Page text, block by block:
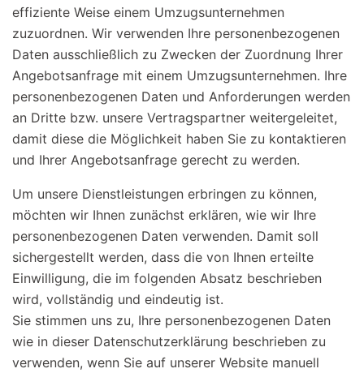
effiziente Weise einem Umzugsunternehmen
zuzuordnen. Wir verwenden Ihre personenbezogenen
Daten ausschließlich zu Zwecken der Zuordnung Ihrer
Angebotsanfrage mit einem Umzugsunternehmen. Ihre
personenbezogenen Daten und Anforderungen werden
an Dritte bzw. unsere Vertragspartner weitergeleitet,
damit diese die Möglichkeit haben Sie zu kontaktieren
und Ihrer Angebotsanfrage gerecht zu werden.
Um unsere Dienstleistungen erbringen zu können,
möchten wir Ihnen zunächst erklären, wie wir Ihre
personenbezogenen Daten verwenden. Damit soll
sichergestellt werden, dass die von Ihnen erteilte
Einwilligung, die im folgenden Absatz beschrieben
wird, vollständig und eindeutig ist.
Sie stimmen uns zu, Ihre personenbezogenen Daten
wie in dieser Datenschutzerklärung beschrieben zu
verwenden, wenn Sie auf unserer Website manuell